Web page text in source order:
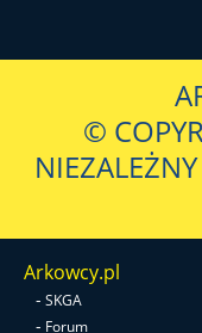
©
Arkowcy.pl
- SKGA
- Forum